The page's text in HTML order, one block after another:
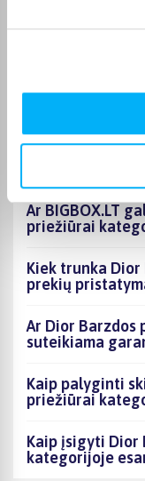
DUK
esantys
Kiek prekių yra
Ar BIGBOX.LT
priežiūrai
Kiek trunka
prekių
Ar Dior
suteikiama
Kaip palyginti
priežiūrai
Kaip įsigyti Dior
kategorijoje